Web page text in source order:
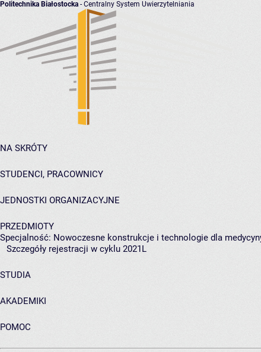
Politechnika Białostocka - Centralny System Uwierzytelniania
NA SKRÓTY
STUDENCI, PRACOWNICY
JEDNOSTKI ORGANIZACYJNE
PRZEDMIOTY
Specjalność: Nowoczesne konstrukcje i technologie dla
Szczegóły rejestracji w cyklu 2021L
STUDIA
AKADEMIKI
POMOC